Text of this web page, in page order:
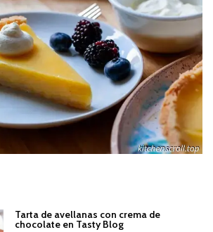
Tarta de avellanas con crema de
chocolate en Tasty Blog